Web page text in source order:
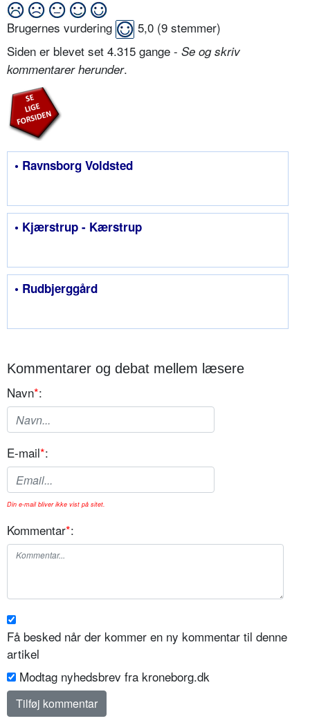
Brugernes vurdering 5,0 (9 stemmer)
Siden er blevet set 4.315 gange - Se og skriv
kommentarer herunder.
• Ravnsborg Voldsted
• Kjærstrup - Kærstrup
• Rudbjerggård
Kommentarer og debat mellem læsere
Navn*:
E-mail*:
Din e-mail bliver ikke vist på sitet.
Kommentar*:
Få besked når der kommer en ny kommentar til denne
artikel
Modtag nyhedsbrev fra kroneborg.dk